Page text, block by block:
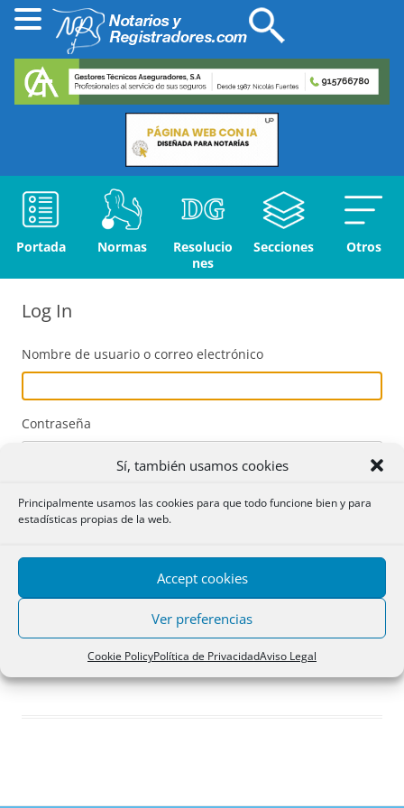
Sí, también usamos cookies
Principalmente usamos las cookies para que todo funcione bien y para
estadísticas propias de la web.
Accept cookies
Ver preferencias
Cookie PolicyPolítica de PrivacidadAviso Legal
Portada Normas
Resolucio
nes
Secciones Otros
Log In
Nombre de usuario o correo electrónico
Contraseña
Acceder
Registro
¿Has olvidado tu contraseña?